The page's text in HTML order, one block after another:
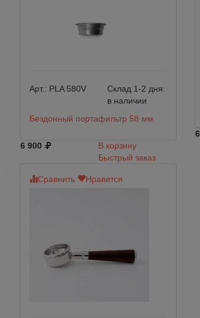
Арт.: PLA 580V
Склад 1-2 дня:
в наличии
Бездонный портафильтр 58 мм.
6 900
В корзину
Быстрый заказ
Сравнить Нравится